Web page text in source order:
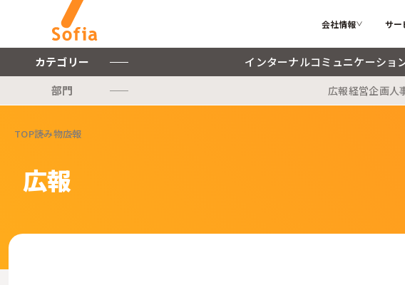
会社情報
ソ
サー
インターナルコミュニケーションに関連する記事をご紹介します。
カテゴ
キーワードから探す
カテゴリー インターナルコミュニケーショ
部門
広報経営企画人
TOP読み物広報
広報